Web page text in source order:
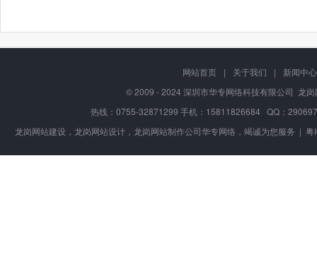
网站首页 | 关于我们 |
新闻中心
© 2009 - 2024 深圳市华专网络科技有限公司 龙
热线：0755-32871299 手机：15811826684 QQ：
龙岗网站建设，龙岗网站设计，龙岗网站制作公司华专网络，竭诚为您服务 | 粤